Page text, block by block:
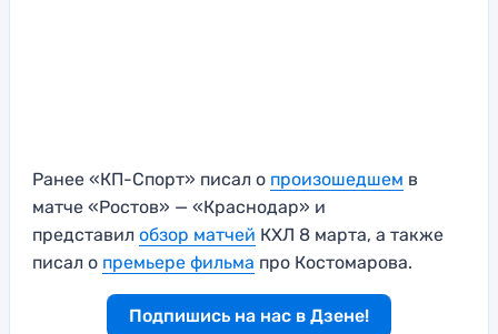
Ранее «КП-Спорт» писал о произошедшем в
матче «Ростов» — «Краснодар» и
представил обзор матчей КХЛ 8 марта, а также
писал о премьере фильма про Костомарова.
Подпишись на нас в Дзене!